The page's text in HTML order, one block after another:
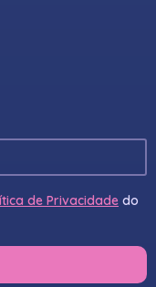
de Privacidade do